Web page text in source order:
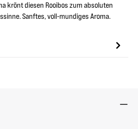
krönt diesen Rooibos zum absoluten
Sanftes, voll-mundiges Aroma.